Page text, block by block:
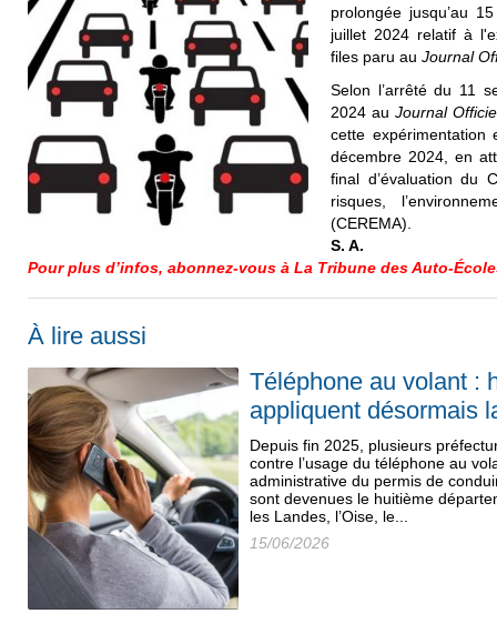
prolongée jusqu’au
juillet 2024 relatif à
files paru au Journal
Selon l’arrêté du 11
2024 auJournal
cette expérimentation
décembre 2024, en
final d’évaluation du
risques,
(CEREMA).
S. A.
Pour plus d’infos, abonnez-vous à La Tribune des Auto-
À lire aussi
Téléphone au volant :
appliquent désormais
Depuis fin 2025, plusieurs
contre l’usage du téléphone au
administrative du permis de
sont devenues le huitième
les Landes, l’Oise, le...
15/06/2026